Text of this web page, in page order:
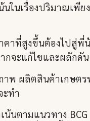
ในเรื่องปริมาณเพีย
คาที่สูงขึ้นต้องไปสู่พี่
จะแก้ไขและผลักดัน
าพ ผลิตสินค้าเกษต
ะทำ
น้นตามแนวทาง BCG